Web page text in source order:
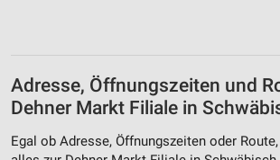
Adresse, Öffnungszeiten und
Dehner Markt Filiale in
Egal ob Adresse, Öffnungszeiten oder